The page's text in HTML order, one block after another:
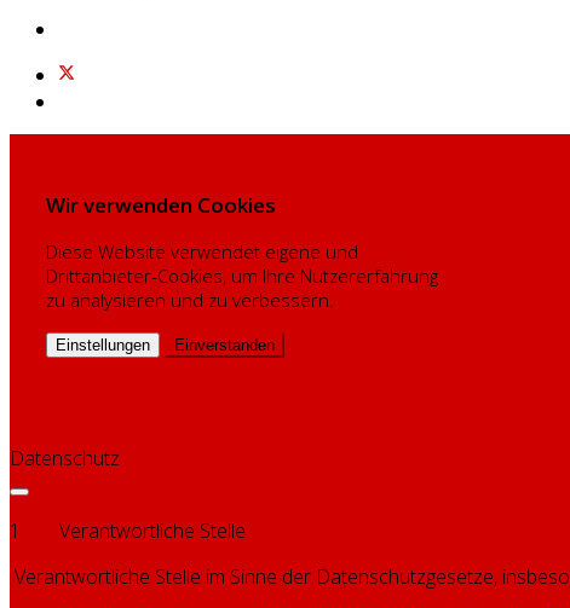
Wir verwenden Cookies
Diese Website verwendet eigene und
Drittanbieter-Cookies, um Ihre Nutzererfahrung
zu analysieren und zu verbessern.
Einstellungen Einverstanden
Datenschutz
1 Verantwortliche Stelle
Verantwortliche Stelle im Sinne der Datenschutzgesetze,